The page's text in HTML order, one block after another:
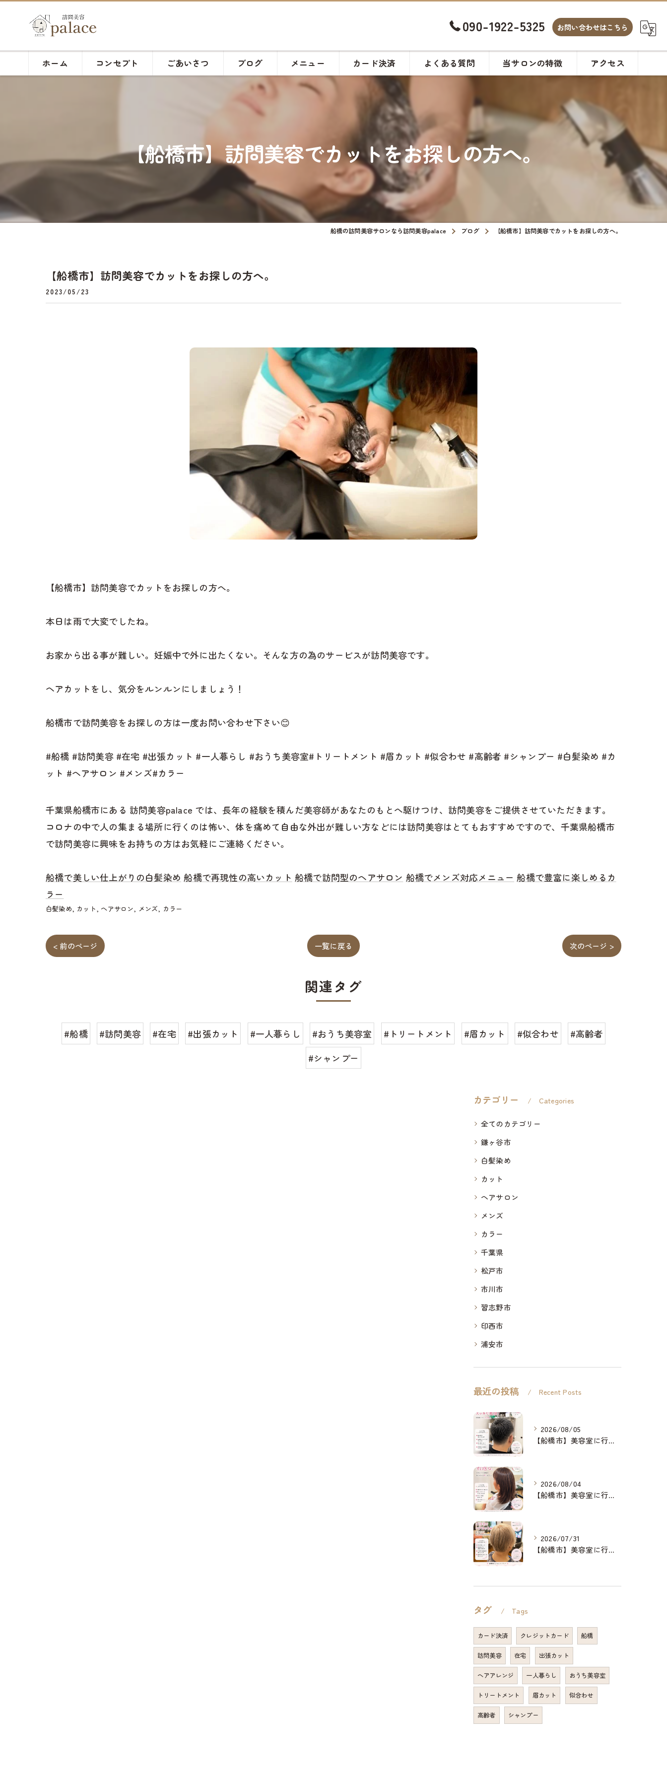
090-1922-5325 お問い合わせはこちら
ホーム コンセプト ごあいさつ ブログ メニュー カード決済 よくある質問 当サロンの特徴
カット
アクセス
【船橋市】訪問美容でカットをお探しの方へ。
船橋の訪問美容サロンなら訪問美容palace ブログ 【船橋市】訪問美容でカットをお探しの方へ。
【船橋市】訪問美容でカットをお探しの方へ。
2023/05/23
【船橋市】訪問美容でカットをお探しの方へ。
本日は雨で大変でしたね。
お家から出る事が難しい。妊娠中で外に出たくない。そんな方の為のサービスが訪問美容です。
ヘアカットをし、気分をルンルンにしましょう！
船橋市で訪問美容をお探しの方は一度お問い合わせ下さい😊
#船橋 #訪問美容 #在宅 #出張カット #一人暮らし #おうち美容室#トリートメント #眉カット #似合わせ #高齢者 #シャンプー #白髪染め #カ
ット #ヘアサロン #メンズ#カラー
千葉県船橋市にある 訪問美容palace では、長年の経験を積んだ美容師があなたのもとへ駆けつけ、訪問美容をご提供させていただきます。
コロナの中で人の集まる場所に行くのは怖い、体を痛めて自由な外出が難しい方などには訪問美容はとてもおすすめですので、千葉県船橋市
で訪問美容に興味をお持ちの方はお気軽にご連絡ください。
船橋で美しい仕上がりの白髪染め 船橋で再現性の高いカット 船橋で訪問型のヘアサロン 船橋でメンズ対応メニュー 船橋で豊富に楽しめるカ
ラー
白髪染め カット ヘアサロン メンズ カラー
< 前のページ 一覧に戻る 次のページ >
関連タグ
#船橋 #訪問美容 #在宅 #出張カット #一人暮らし #おうち美容室 #トリートメント #眉カット #似合わせ
#高齢者
#シャンプー
カテゴリー Categories
全てのカテゴリー
鎌ヶ谷市
白髪染め
カット
ヘアサロン
メンズ
カラー
千葉県
松戸市
市川市
習志野市
印西市
浦安市
最近の投稿 Recent Posts
2026/08/05
【船橋市】美容室に行けない…をなくしたい✂️✨
2026/08/04
【船橋市】美容室に行けない…をなくしたい✂️✨
2026/07/31
【船橋市】美容室に行けない…をなくしたい✂️✨
タグ Tags
カード決済 クレジットカード 船橋
訪問美容 在宅 出張カット
ヘアアレンジ 一人暮らし おうち美容室
トリートメント 眉カット 似合わせ
高齢者 シャンプー